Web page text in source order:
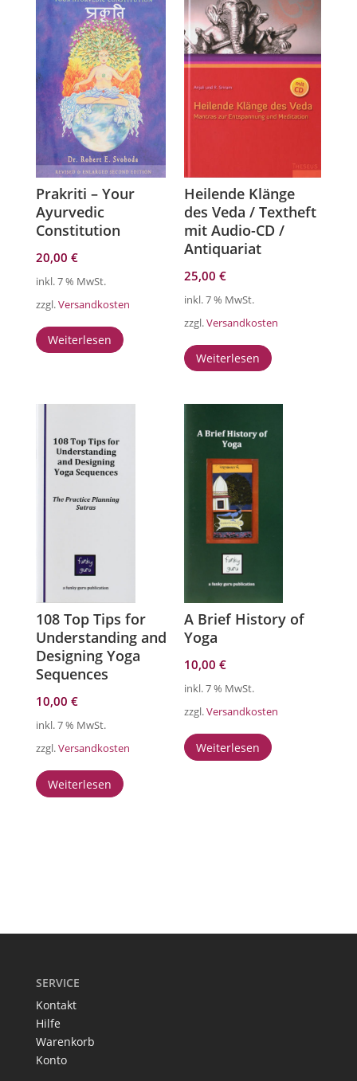
Prakriti – Your
Ayurvedic
Constitution
20,00 €
inkl. 7 % MwSt.
zzgl.Versandkosten
Weiterlesen
Heilende Klänge
des Veda / Textheft
mit Audio-CD /
Antiquariat
25,00€
inkl. 7 % MwSt.
zzgl.Versandkosten
Weiterlesen
108 Top Tips for
Understanding and
Designing Yoga
Sequences
10,00 €
inkl. 7 % MwSt.
zzgl.Versandkosten
Weiterlesen
A Brief History of
Yoga
10,00€
inkl. 7 % MwSt.
zzgl.Versandkosten
Weiterlesen
SERVICE
Kontakt
Hilfe
Warenkorb
Konto